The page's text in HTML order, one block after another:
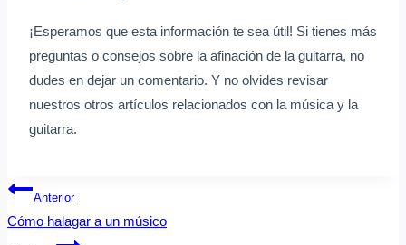
¡Esperamos que esta información te sea útil! Si tienes más
preguntas o consejos sobre la afinación de la guitarra, no
dudes en dejar un comentario. Y no olvides revisar
nuestros otros artículos relacionados con la música y la
guitarra.
Navegación
De
Anterior
Cómo halagar a un músico